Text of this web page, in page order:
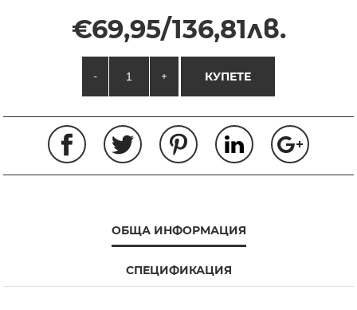
€69,95/136,81лв.
- + КУПЕТЕ
ОБЩА ИНФОРМАЦИЯ
СПЕЦИФИКАЦИЯ